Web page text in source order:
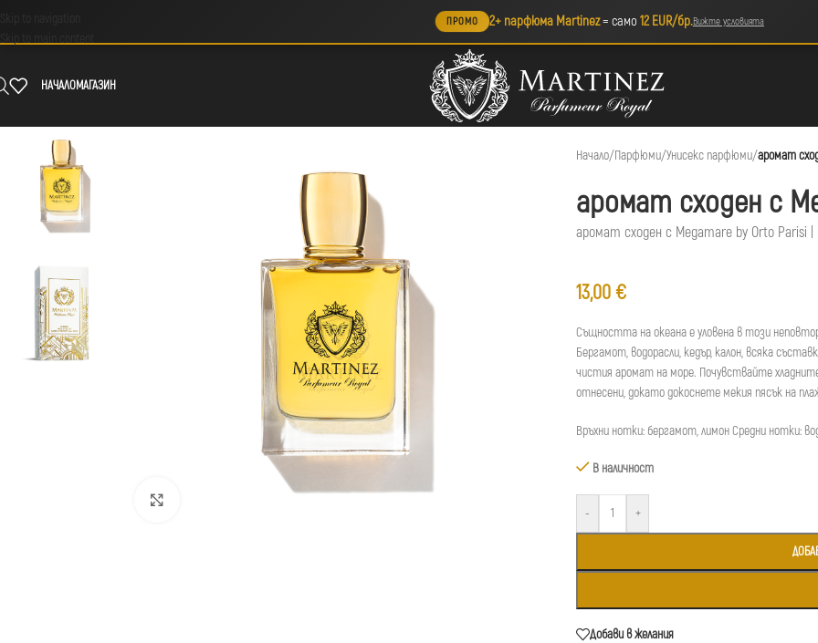
ПРОМО 2+ парфюма Martinez= само 12 EUR/бр.Вижте условията
Skip to navigation
Skip to main content
НАЧАЛОМАГАЗИН
Начало/Парфюми/Унисекс парфюми/аромат
аромат сходен с
аромат сходен с Megamare by Orto Parisi |
13,00€
Същността на океана е уловена в този
Бергамот, водорасли, кедър, калон, всяка
чистия аромат на море. Почувствайте
отнесени, докато докоснете мекия пясък на
Връхни нотки: бергамот, лимон Средни нотки:
В наличност
- +
Добави в желания